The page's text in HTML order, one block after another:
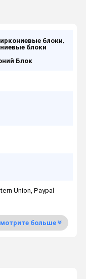
блоки,
блоки
Блок
Union, Paypal
больше